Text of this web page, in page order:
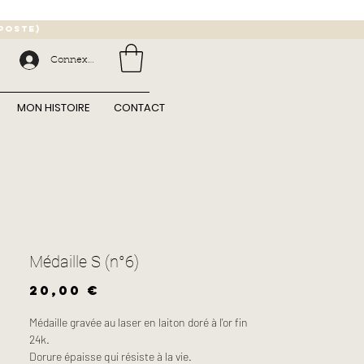
Connexion
poste)
MON HISTOIRE CONTACT
Médaille S (n°6)
20,00 €
Médaille gravée au laser en laiton doré à l'or fin
24k.
Dorure épaisse qui résiste à la vie.